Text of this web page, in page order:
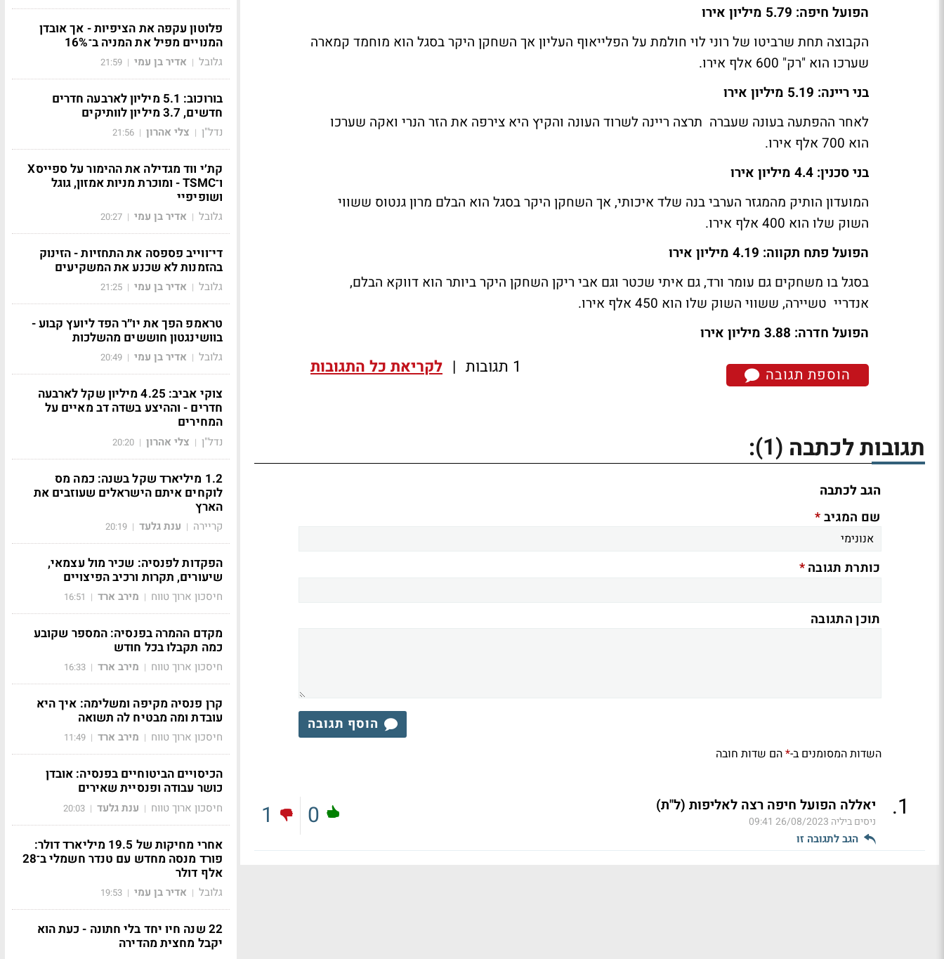
הפועל חיפה: 5.79 מיליון אירו
הקבוצה תחת שרביטו של רוני לוי חולמת על הפלייאוף העליון אך השחקן היקר בסגל הוא מוחמד קמארה
שערכו הוא "רק" 600 אלף אירו.
בני ריינה: 5.19 מיליון אירו
לאחר ההפתעה בעונה שעברה תרצה ריינה לשרוד העונה והקיץ היא צירפה את הזר הנרי ואקה שערכו
הוא 700 אלף אירו.
בני סכנין: 4.4 מיליון אירו
המועדון הותיק מהמגזר הערבי בנה שלד איכותי, אך השחקן היקר בסגל הוא הבלם מרון גנטוס ששווי
השוק שלו הוא 400 אלף אירו.
הפועל פתח תקווה: 4.19 מיליון אירו
בסגל בו משחקים גם עומר ורד, גם איתי שכטר וגם אבי ריקן השחקן היקר ביותר הוא דווקא הבלם,
אנדריי טשיירה, ששווי השוק שלו הוא 450 אלף אירו.
הפועל חדרה: 3.88 מיליון אירו
הוספת תגובה 1 תגובות | לקריאת כל התגובות
תגובות לכתבה (1)
:
הגב לכתבה
שם המגיב*
כותרת תגובה*
תוכן התגובה
הוסף תגובה
השדות המסומנים ב-*הם שדות חובה
1
. יאללה הפועל חיפה רצה לאליפות (ל"ת)
ניסים ביליה 26/08/2023 09:41
הגב לתגובה זו
0
1
פלוטון עקפה את הציפיות - אך אובדן
המנויים מפיל את המניה ב־16%
גלובל | אדיר בן עמי |
21:59
בורוכוב: 5.1 מיליון לארבעה חדרים
חדשים, 3.7 מיליון לוותיקים
נדל"ן | צלי אהרון |
21:56
קת׳י ווד מגדילה את ההימור על ספייסX
ו־TSMC - ומוכרת מניות אמזון, גוגל
ושופיפיי
גלובל | אדיר בן עמי |
20:27
די־ווייב פספסה את התחזיות - הזינוק
בהזמנות לא שכנע את המשקיעים
גלובל | אדיר בן עמי |
21:25
טראמפ הפך את יו״ר הפד ליועץ קבוע -
בוושינגטון חוששים מהשלכות
גלובל | אדיר בן עמי |
20:49
צוקי אביב: 4.25 מיליון שקל לארבעה
חדרים - וההיצע בשדה דב מאיים על
המחירים
נדל"ן | צלי אהרון |
20:20
1.2 מיליארד שקל בשנה: כמה מס
לוקחים איתם הישראלים שעוזבים את
הארץ
קריירה | ענת גלעד |
20:19
הפקדות לפנסיה: שכיר מול עצמאי,
שיעורים, תקרות ורכיב הפיצויים
חיסכון ארוך טווח | מירב ארד |
16:51
מקדם ההמרה בפנסיה: המספר שקובע
כמה תקבלו בכל חודש
חיסכון ארוך טווח | מירב ארד |
16:33
קרן פנסיה מקיפה ומשלימה: איך היא
עובדת ומה מבטיח לה תשואה
חיסכון ארוך טווח | מירב ארד |
11:49
הכיסויים הביטוחיים בפנסיה: אובדן
כושר עבודה ופנסיית שאירים
חיסכון ארוך טווח | ענת גלעד |
20:03
אחרי מחיקות של 19.5 מיליארד דולר:
פורד מנסה מחדש עם טנדר חשמלי ב־28
אלף דולר
גלובל | אדיר בן עמי |
19:53
22 שנה חיו יחד בלי חתונה - כעת הוא
יקבל מחצית מהדירה